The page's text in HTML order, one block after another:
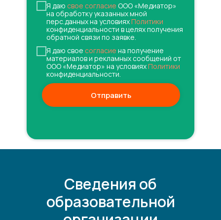
Я даю свое согласие ООО «Медиатор»
на обработку указанных мной
перс.данных на условияхПолитики
конфиденциальности в целях получения
обратной связи по заявке.
Я даю свое согласие на получение
материалов и рекламных сообщений от
ООО «Медиатор» на условияхПолитики
конфиденциальности.
Отправить
Сведения об
образовательной